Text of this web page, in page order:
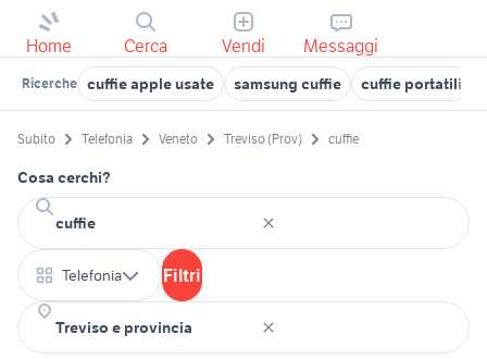
Home Cerca Vendi Messaggi
Ricerche cuffie apple usate samsung cuffie cuffie portatili
Subito Telefonia Veneto Treviso (Prov) cuffie
Cosa cerchi?
Telefonia Filtri